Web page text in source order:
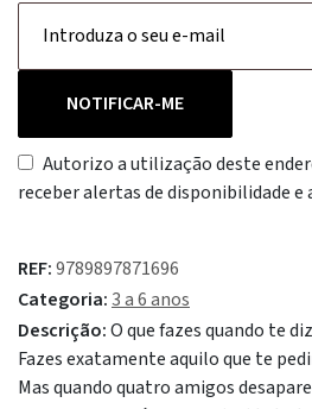
NOTIFICAR-ME
Autorizo a utilização deste
receber alertas de disponibilidade e
REF:9789897871696
Categoria:3 a 6 anos
Descrição:O que fazes quando te
Fazes exatamente aquilo que te
Mas quando quatro amigos